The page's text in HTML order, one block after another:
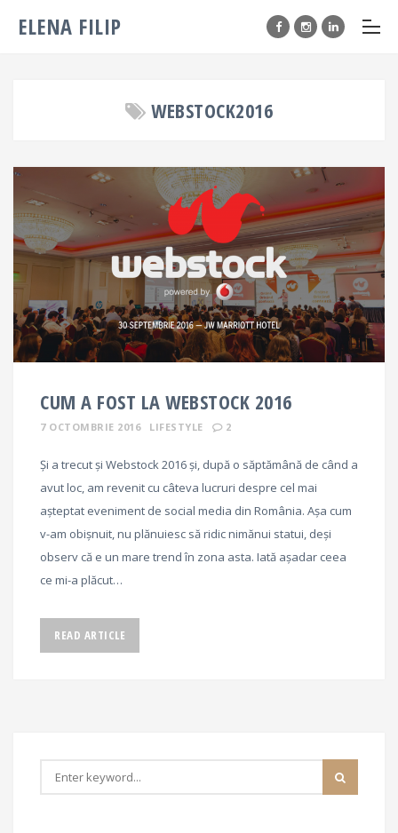
ELENA FILIP
WEBSTOCK2016
CUM A FOST LA WEBSTOCK 2016
7 OCTOMBRIE 2016 LIFESTYLE 2
Și a trecut și Webstock 2016 și, după o săptămână de când a
avut loc, am revenit cu câteva lucruri despre cel mai
așteptat eveniment de social media din România. Așa cum
v-am obișnuit, nu plănuiesc să ridic nimănui statui, deși
observ că e un mare trend în zona asta. Iată așadar ceea
ce mi-a plăcut…
READ ARTICLE